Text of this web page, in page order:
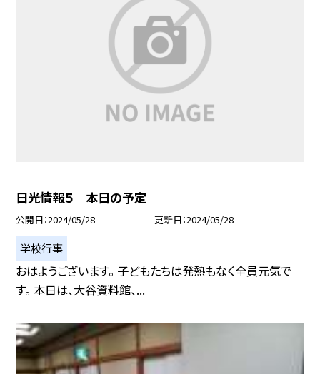
日光情報５ 本日の予定
公開日 2024/05/28 更新日 2024/05/28
学校行事
おはようございます。 子どもたちは発熱もなく全員元気で
す。 本日は、大谷資料館、...